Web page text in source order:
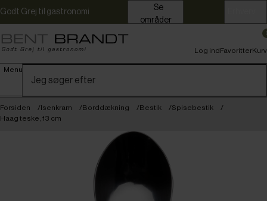
Godt Grej til gastronomi
områder
Menu
Log indFavoritterKurv
Forsiden Isenkram Borddækning Bestik
Spisebestik
Haag teske, 13 cm